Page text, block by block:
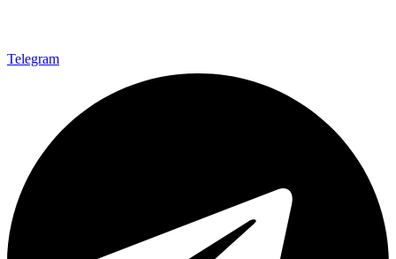
Telegram